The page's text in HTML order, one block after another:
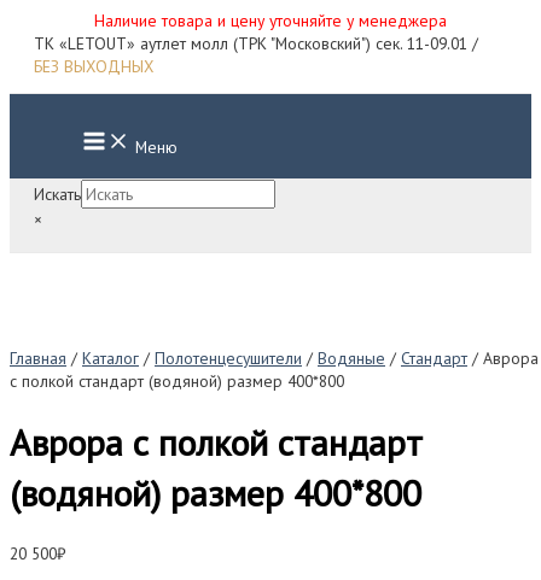
Наличие товара и цену уточняйте у менеджера
Перейти
ТК «LETOUT» аутлет молл (ТРК "Московский") сек. 11-09.01 /
БЕЗ ВЫХОДНЫХ
Main
Menu Меню
Искать
×
Главная / Каталог / Полотенцесушители / Водяные / Стандарт/ Аврора
с полкой стандарт (водяной) размер 400*800
Аврора с полкой стандарт
(водяной) размер 400*800
20 500₽